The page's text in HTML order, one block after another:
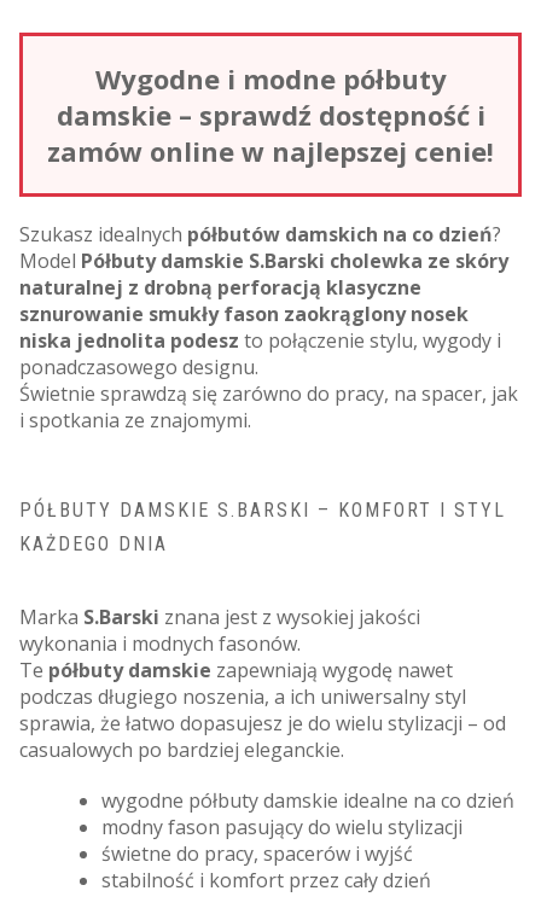
Wygodne i modne półbuty
damskie – sprawdź dostępność i
zamów online w najlepszej cenie!
Szukasz idealnych półbutów damskich na co dzień?
Model Półbuty damskie S.Barski cholewka ze skóry
naturalnej z drobną perforacją klasyczne
sznurowanie smukły fason zaokrąglony nosek
niska jednolita podesz to połączenie stylu, wygody i
ponadczasowego designu.
Świetnie sprawdzą się zarówno do pracy, na spacer, jak
i spotkania ze znajomymi.
PÓŁBUTY DAMSKIE S.BARSKI – KOMFORT I STYL
KAŻDEGO DNIA
Marka S.Barski znana jest z wysokiej jakości
wykonania i modnych fasonów.
Te półbuty damskie zapewniają wygodę nawet
podczas długiego noszenia, a ich uniwersalny styl
sprawia, że łatwo dopasujesz je do wielu stylizacji – od
casualowych po bardziej eleganckie.
wygodne półbuty damskie idealne na co dzień
modny fason pasujący do wielu stylizacji
świetne do pracy, spacerów i wyjść
stabilność i komfort przez cały dzień